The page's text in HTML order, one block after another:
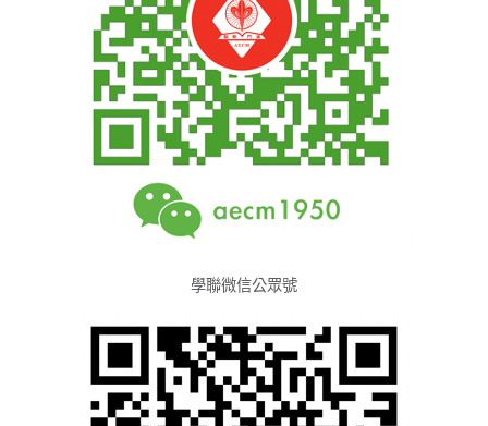
學聯微信公眾號